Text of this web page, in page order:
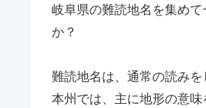
岐阜県の難読地名を集め
か？
難読地名は、通常の読み
本州では、主に地形の意